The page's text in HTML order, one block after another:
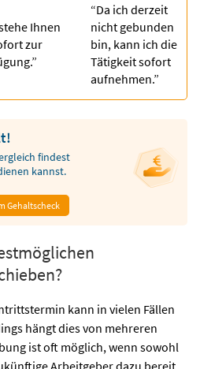
Ihnen
zur
“Da ich derzeit
nicht gebunden
bin, kann ich die
Tätigkeit sofort
aufnehmen.”
findest
kannst.
Gehaltscheck
kann in vielen Fällen
hängt dies von mehreren
ist oft möglich, wenn sowohl
Arbeitgeber dazu bereit